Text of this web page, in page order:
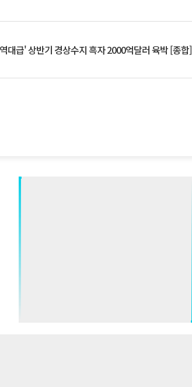
대급' 상반기 경상수지 흑자 2000억달러 육박 [종합]